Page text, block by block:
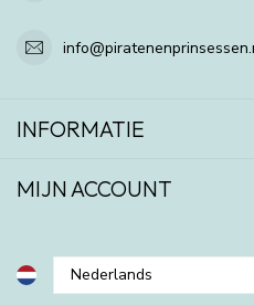
INFORMATIE
MIJN ACCOUNT